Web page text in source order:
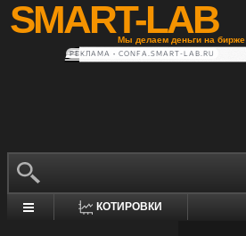
SMART-LAB
Мы делаем деньги на бирже
РЕКЛАМА • CONFA.SMART-LAB.RU
КОТИРОВКИ